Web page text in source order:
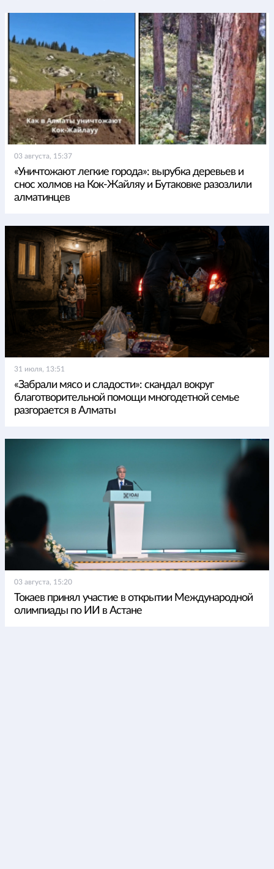
03 августа, 15:37
«Уничтожают легкие города»: вырубка деревьев и
снос холмов на Кок-Жайляу и Бутаковке разозлили
алматинцев
31 июля, 13:51
«Забрали мясо и сладости»: скандал вокруг
благотворительной помощи многодетной семье
разгорается в Алматы
03 августа, 15:20
Токаев принял участие в открытии Международной
олимпиады по ИИ в Астане